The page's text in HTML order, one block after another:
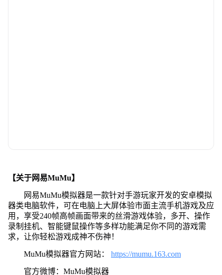
【关于网易MuMu】
网易MuMu模拟器是一款针对手游玩家开发的安卓模拟
器类电脑软件，可在电脑上大屏体验市面主流手机游戏及应
用，享受240帧高帧画面带来的丝滑游戏体验，多开、操作
录制挂机、智能键鼠操作等多样功能满足你不同的游戏需
求，让你轻松游戏成神不伤神！
MuMu模拟器官方网站： https://mumu.163.com
官方微博：MuMu模拟器